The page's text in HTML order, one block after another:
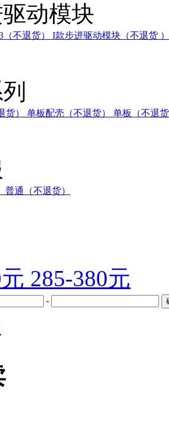
动模块
不退货）
I款步进驱动模块（不退货 ）
货） 单板配壳（不退货）
单板（不退
普通（不退货）
285-380元
-